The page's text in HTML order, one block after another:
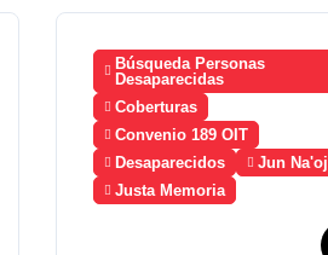
Búsqueda Personas
Desaparecidas
Coberturas
Convenio 189 OIT
Desaparecidos
Jun Na'oj
Justa Memoria